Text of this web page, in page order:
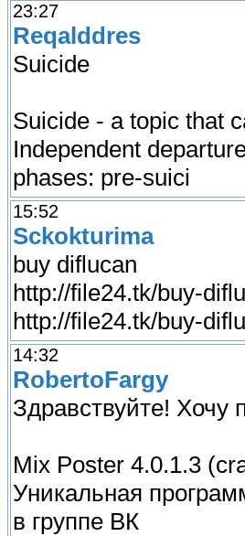
23:27
Reqalddres
Suicide
Suicide - a topic that
Independent
phases: pre-suici
15:52
Sckokturima
buy diflucan
http://file24.tk/buy-
http://file24.tk/buy-
14:32
RobertoFargy
Здравствуйте! Хочу
Mix Poster 4.0.1.3
Уникальная
в группе ВК